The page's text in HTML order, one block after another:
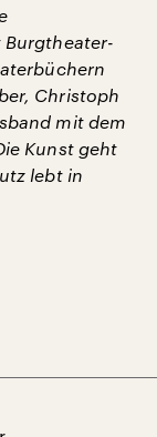
Burgtheater-
Christoph
mit dem
Kunst geht
lebt in